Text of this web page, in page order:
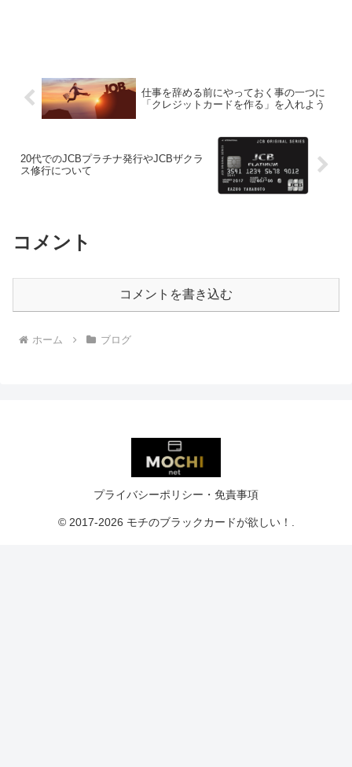
仕事を辞める前にやっておく事の一つに
「クレジットカードを作る」を入れよう
20代でのJCBプラチナ発行やJCBザクラ
ス修行について
コメント
コメントを書き込む
ホーム ブログ
プライバシーポリシー・免責事項
© 2017-2026 モチのブラックカードが欲しい！.